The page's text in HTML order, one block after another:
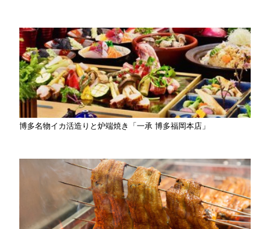
博多名物イカ活造りと炉端焼き「一承 博多福岡本店」